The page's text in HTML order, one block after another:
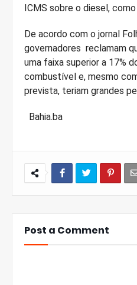
ICMS sobre o diesel,
De acordo com o jornal
governadores reclamam
uma faixa superior a 17%
combustível e, mesmo
prevista, teriam grandes
Bahia.ba
Post a Comment